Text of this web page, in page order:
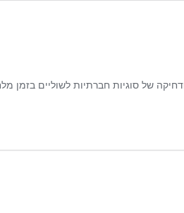
של סוגיות חברתיות לשוליים